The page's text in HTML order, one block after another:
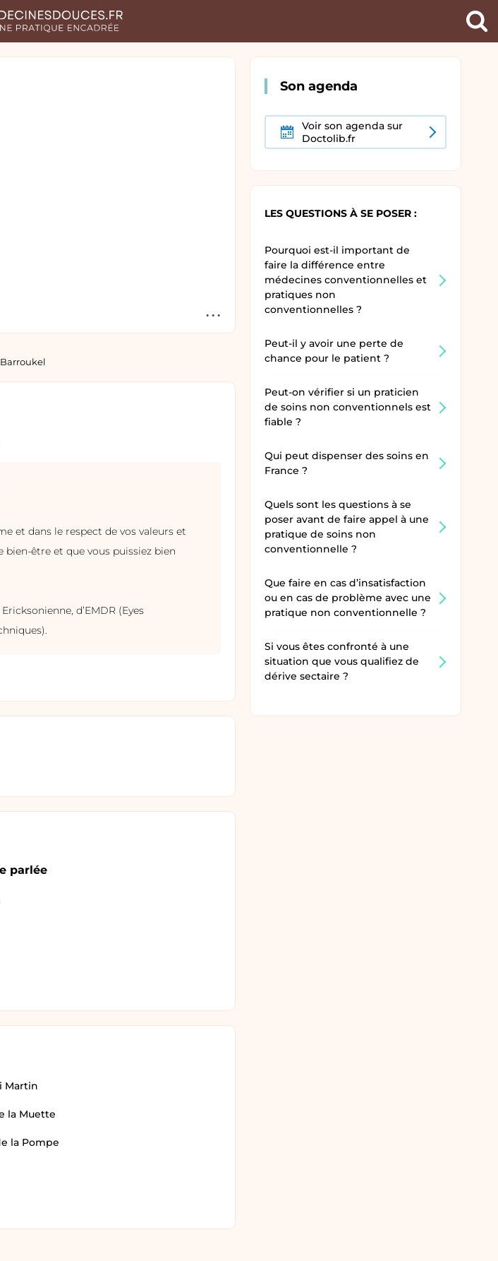
un
fiche
Son agenda
Voir son agenda sur
Doctolib.fr
LES QUESTIONS À SE POSER :
Pourquoi est-il important de
faire la différence entre
médecines conventionnelles et
pratiques non
conventionnelles ?
Peut-il y avoir une perte de
chance pour le patient ?
Peut-on vérifier si un praticien
de soins non conventionnels est
fiable ?
Qui peut dispenser des soins en
France ?
Quels sont les questions à se
poser avant de faire appel à une
pratique de soins non
conventionnelle ?
Que faire en cas d’insatisfaction
ou en cas de problème avec une
pratique non conventionnelle ?
Si vous êtes confronté à une
situation que vous qualifiez de
dérive sectaire ?
et dans le respect de vos valeurs et
bien-être et que vous puissiez bien
d’EMDR (Eyes
parlée
Martin
la Muette
la Pompe